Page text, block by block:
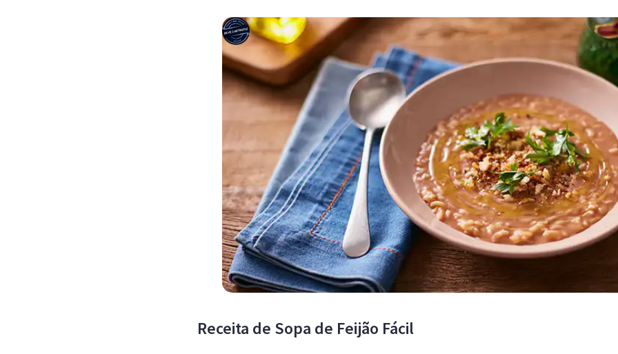
Receita de Sopa de Feijão Fácil